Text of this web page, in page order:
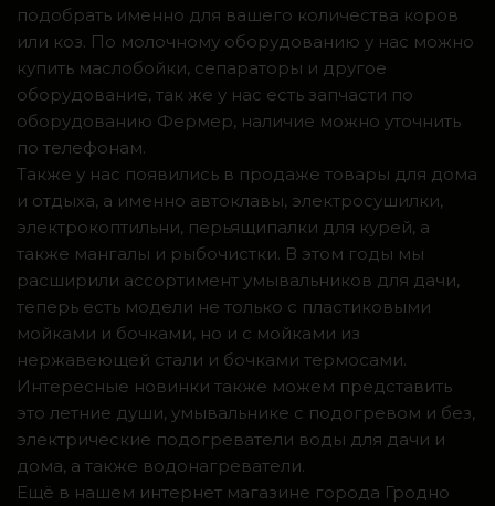
подобрать именно для вашего количества коров
или коз. По молочному оборудованию у нас можно
купить маслобойки, сепараторы и другое
оборудование, так же у нас есть запчасти по
оборудованию Фермер, наличие можно уточнить
по телефонам.
Также у нас появились в продаже товары для дома
и отдыха, а именно автоклавы, электросушилки,
электрокоптильни, перьящипалки для курей, а
также мангалы и рыбочистки. В этом годы мы
расширили ассортимент умывальников для дачи,
теперь есть модели не только с пластиковыми
мойками и бочками, но и с мойками из
нержавеющей стали и бочками термосами.
Интересные новинки также можем представить
это летние души, умывальнике с подогревом и без,
электрические подогреватели воды для дачи и
дома, а также водонагреватели.
Ещё в нашем интернет магазине города Гродно